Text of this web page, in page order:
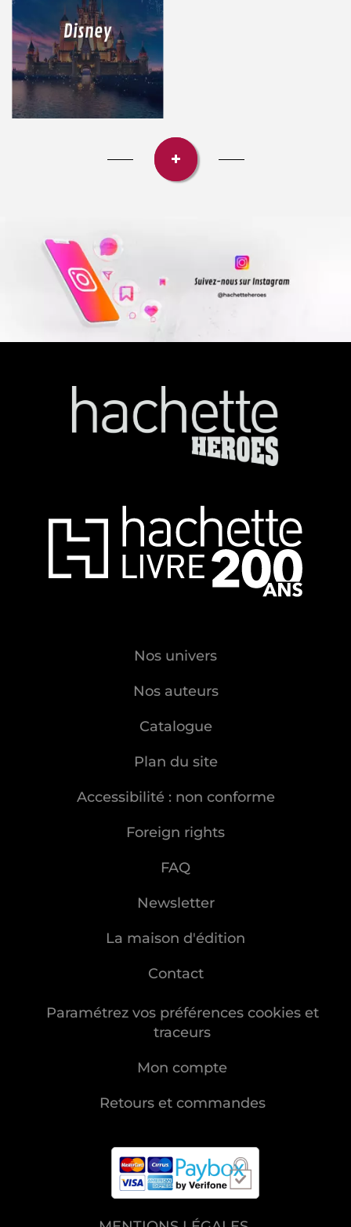
Nos univers
Nos auteurs
Catalogue
Plan du site
Accessibilité : non conforme
Foreign rights
FAQ
Newsletter
La maison d'édition
Contact
Paramétrez vos préférences cookies et
traceurs
Mon compte
Retours et commandes